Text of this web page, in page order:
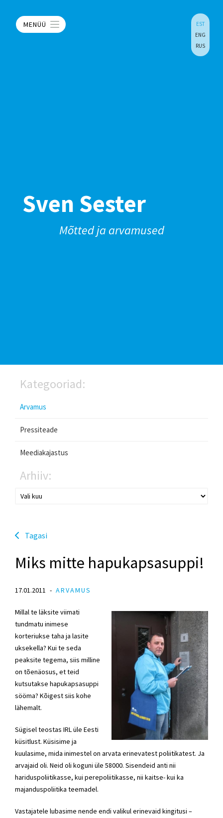
MENÜÜ
EST
ENG
RUS
Sven Sester
Mõtted ja arvamused
Kategooriad:
Arvamus
Pressiteade
Meediakajastus
Arhiiv:
Tagasi
Miks mitte hapukapsasuppi!
17.01.2011 ARVAMUS
Millal te läksite viimati
tundmatu inimese
korteriukse taha ja lasite
uksekella? Kui te seda
peaksite tegema, siis milline
on tõenäosus, et teid
kutsutakse hapukapsasuppi
sööma? Kõigest siis kohe
lähemalt.
Sügisel teostas IRL üle Eesti
küsitlust. Küsisime ja
kuulasime, mida inimestel on arvata erinevatest poliitikatest. Ja
arvajaid oli. Neid oli koguni üle 58000. Sisendeid anti nii
hariduspoliitikasse, kui perepoliitikasse, nii kaitse- kui ka
majanduspoliitika teemadel.
Vastajatele lubasime nende endi valikul erinevaid kingitusi –